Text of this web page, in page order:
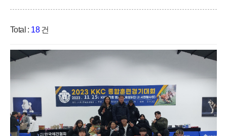
Total : 18건